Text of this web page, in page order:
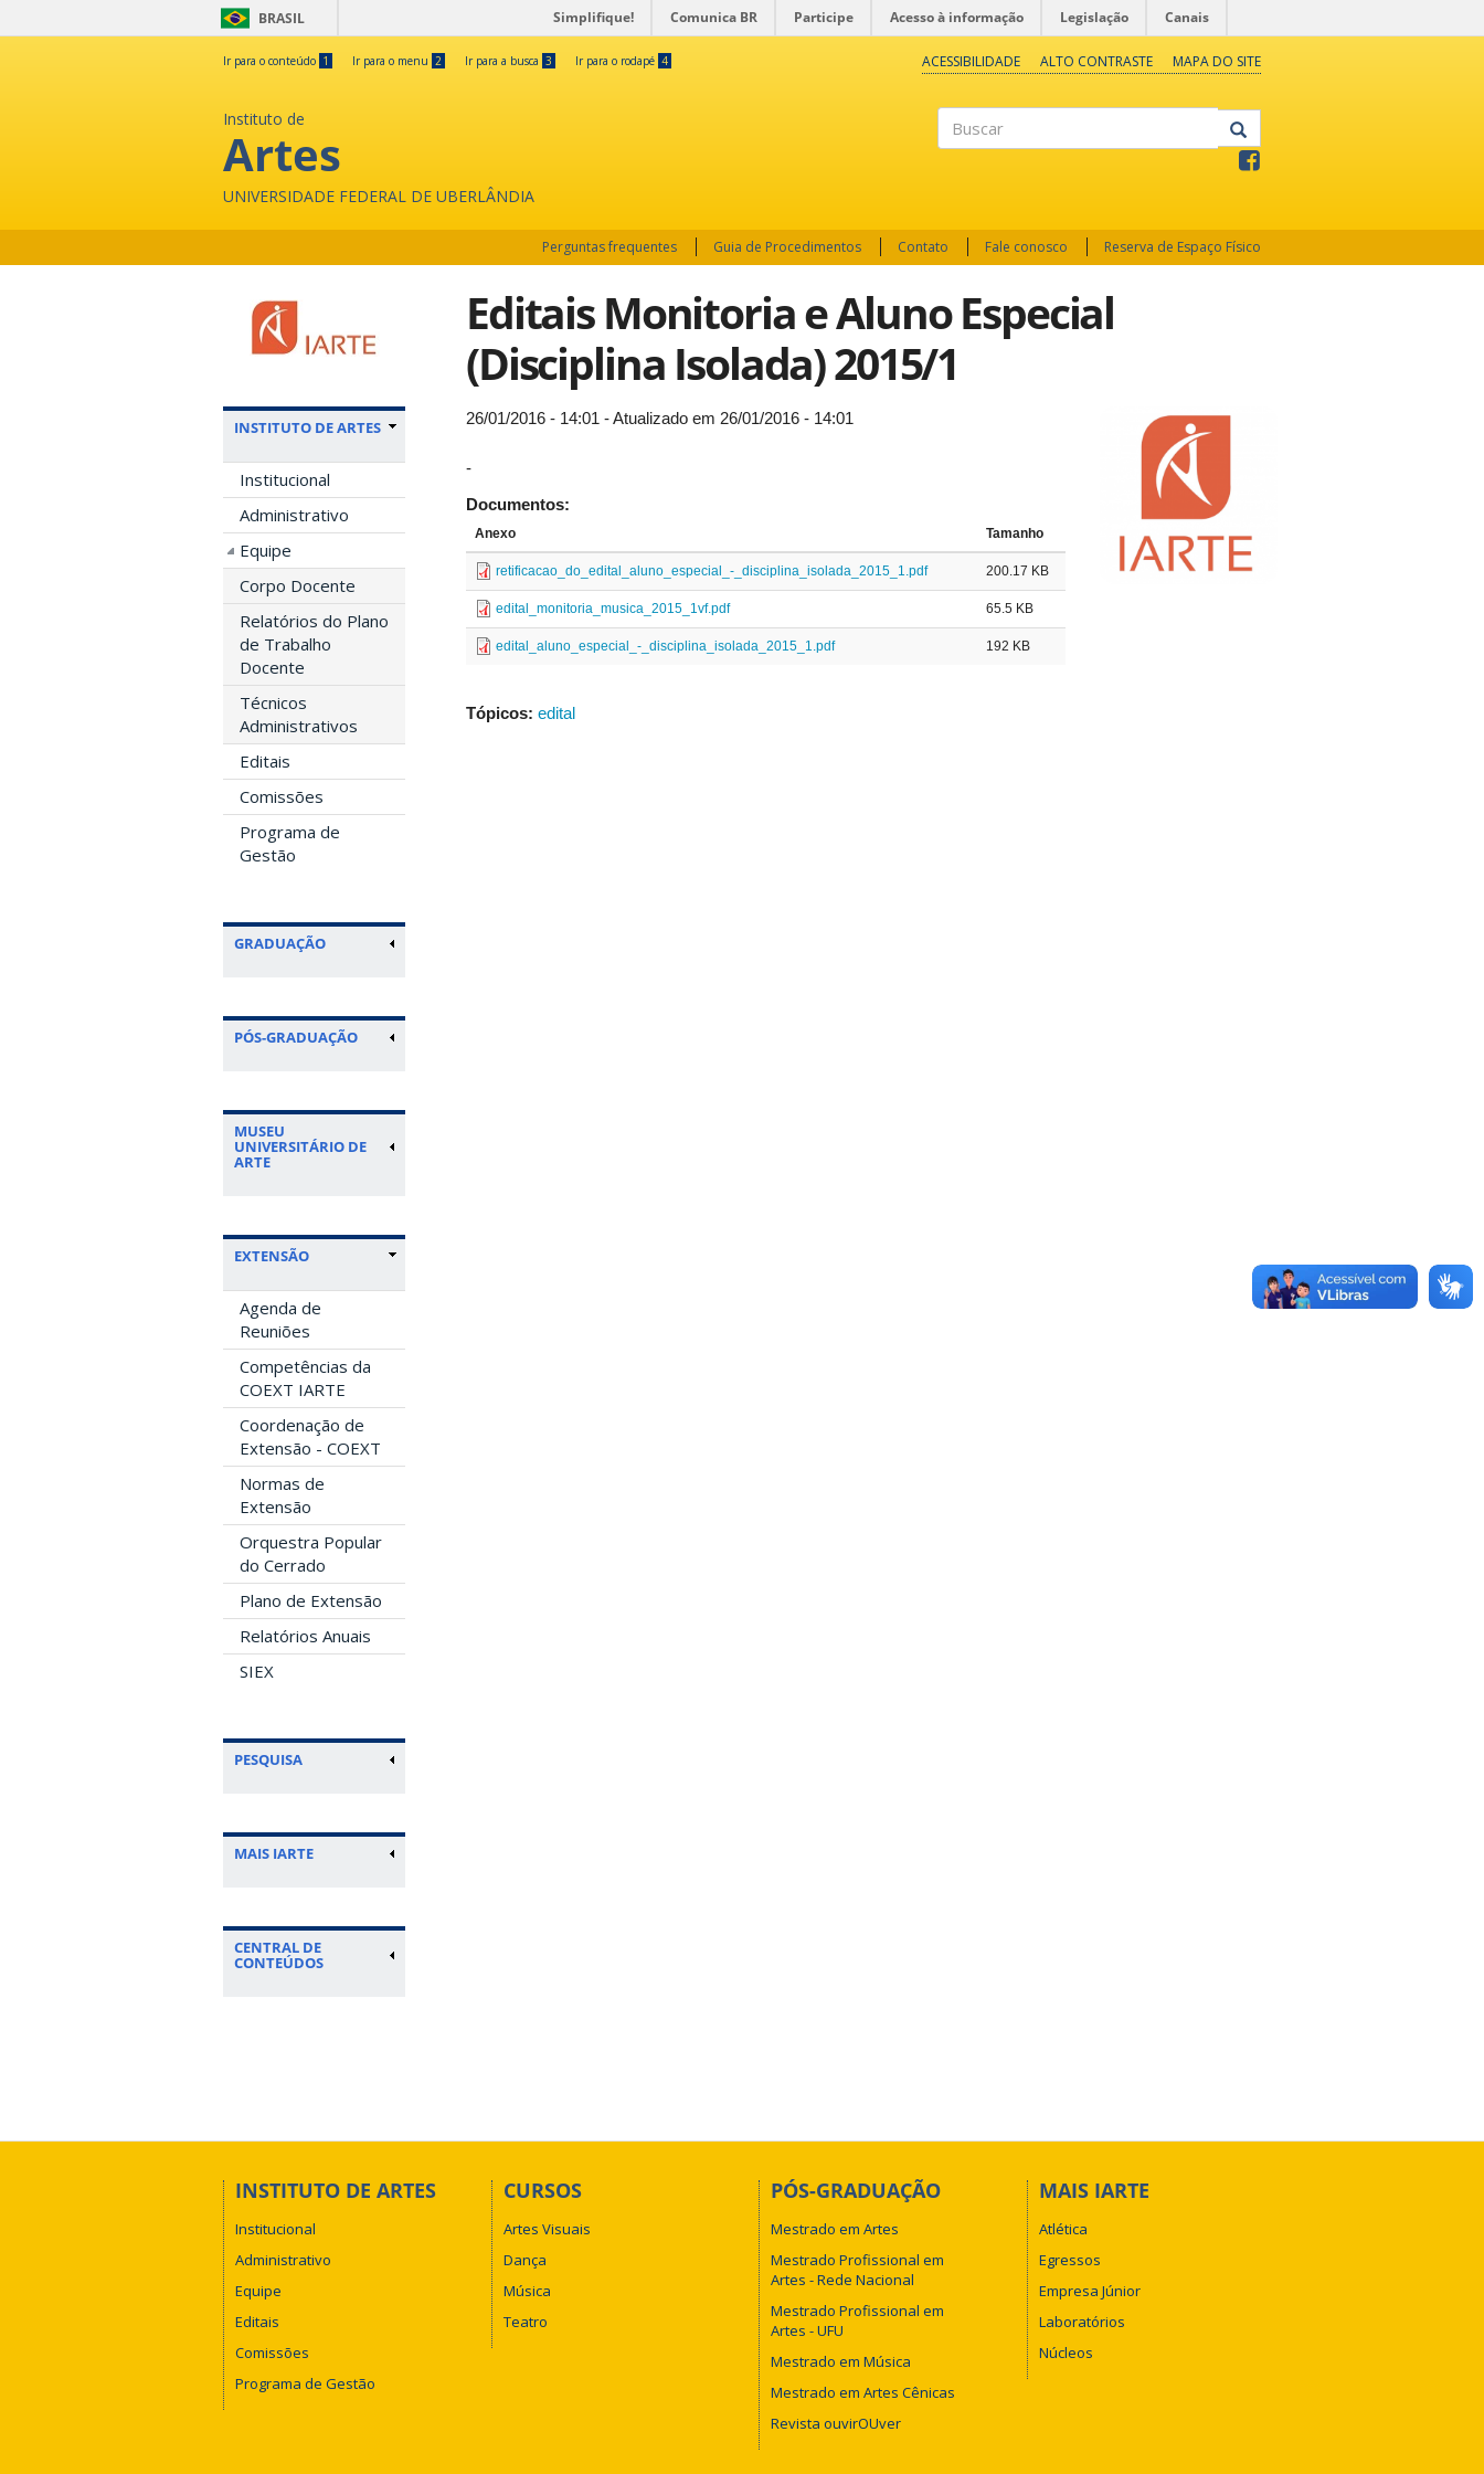
BRASIL Simplifique! Comunica BR Participe Acesso à informação Legislação Canais
Ir para o conteúdo 1 Ir para o menu 2 Ir para a busca 3 Ir para o rodapé 4 ACESSIBILIDADE ALTO CONTRASTE MAPA DO SITE
Instituto de
Artes
UNIVERSIDADE FEDERAL DE UBERLÂNDIA
Perguntas frequentes Guia de Procedimentos Contato Fale conosco Reserva de Espaço Físico
INSTITUTO DE ARTES
Institucional
Administrativo
Equipe
Corpo Docente
Relatórios do Plano
de Trabalho
Docente
Técnicos
Administrativos
Editais
Comissões
Programa de
Gestão
GRADUAÇÃO
PÓS-GRADUAÇÃO
MUSEU
UNIVERSITÁRIO DE
ARTE
EXTENSÃO
Agenda de
Reuniões
Competências da
COEXT IARTE
Coordenação de
Extensão - COEXT
Normas de
Extensão
Orquestra Popular
do Cerrado
Plano de Extensão
Relatórios Anuais
SIEX
PESQUISA
MAIS IARTE
CENTRAL DE
CONTEÚDOS
Editais Monitoria e Aluno Especial
(Disciplina Isolada) 2015/1
26/01/2016 - 14:01 - Atualizado em 26/01/2016 - 14:01
-
Documentos:
Anexo Tamanho
retificacao_do_edital_aluno_especial_-_disciplina_isolada_2015_1.pdf 200.17 KB
edital_monitoria_musica_2015_1vf.pdf 65.5 KB
edital_aluno_especial_-_disciplina_isolada_2015_1.pdf 192 KB
Tópicos: edital
INSTITUTO DE ARTES
Institucional
Administrativo
Equipe
Editais
Comissões
Programa de Gestão
CURSOS
Artes Visuais
Dança
Música
Teatro
PÓS-GRADUAÇÃO
Mestrado em Artes
Mestrado Profissional em
Artes - Rede Nacional
Mestrado Profissional em
Artes - UFU
Mestrado em Música
Mestrado em Artes Cênicas
Revista ouvirOUver
MAIS IARTE
Atlética
Egressos
Empresa Júnior
Laboratórios
Núcleos